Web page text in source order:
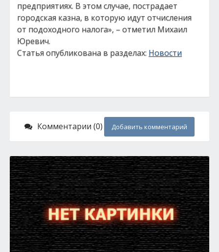
предприятиях. В этом случае, пострадает
городская казна, в которую идут отчисления
от подоходного налога», – отметил Михаил
Юревич.
Статья опубликована в разделах: Новости
Комментарии (0) Добавить комментарий